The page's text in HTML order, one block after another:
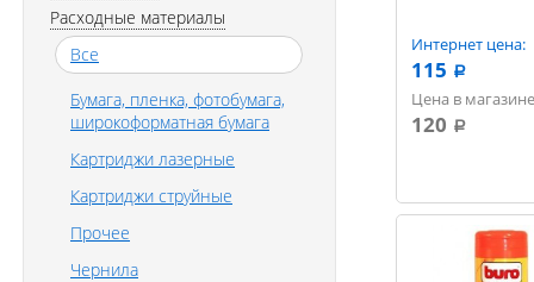
Интернет цена:
115 a
Цена в
120 a
Расходные материалы
Все
Бумага, пленка, фотобумага,
широкоформатная бумага
Картриджи лазерные
Картриджи струйные
Прочее
Чернила